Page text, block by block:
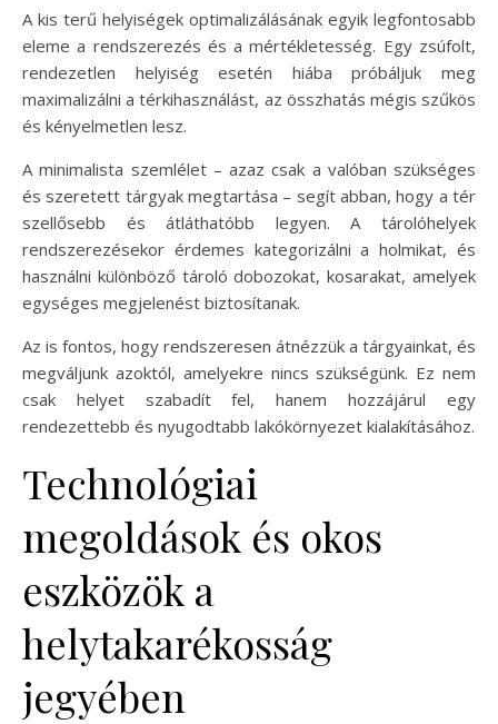
A kis terű helyiségek optimalizálásának egyik legfontosabb
eleme a rendszerezés és a mértékletesség. Egy zsúfolt,
rendezetlen helyiség esetén hiába próbáljuk meg
maximalizálni a térkihasználást, az összhatás mégis szűkös
és kényelmetlen lesz.
A minimalista szemlélet – azaz csak a valóban szükséges
és szeretett tárgyak megtartása – segít abban, hogy a tér
szellősebb és átláthatóbb legyen. A tárolóhelyek
rendszerezésekor érdemes kategorizálni a holmikat, és
használni különböző tároló dobozokat, kosarakat, amelyek
egységes megjelenést biztosítanak.
Az is fontos, hogy rendszeresen átnézzük a tárgyainkat, és
megváljunk azoktól, amelyekre nincs szükségünk. Ez nem
csak helyet szabadít fel, hanem hozzájárul egy
rendezettebb és nyugodtabb lakókörnyezet kialakításához.
Technológiai
megoldások és okos
eszközök a
helytakarékosság
jegyében